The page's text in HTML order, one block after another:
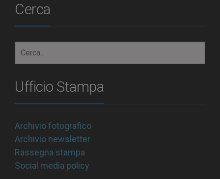
Cerca
Ufficio Stampa
Archivio fotografico
Archivio newsletter
Rassegna stampa
Social media policy